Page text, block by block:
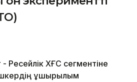
Ресейлік ХҒС сегментіне
ұшырылым